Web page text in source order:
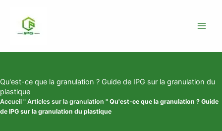
content
Qu'est-ce que la granulation ? Guide de IPG sur la granulation du
plastique
Accueil " Articles sur la granulation " Qu'est-ce que la granulation ? Guide
de IPG sur la granulation du plastique